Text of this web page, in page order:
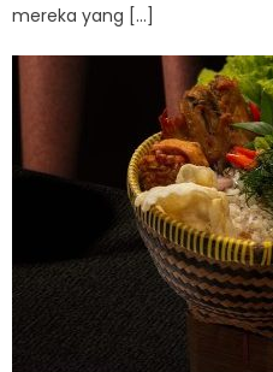
mereka yang […]